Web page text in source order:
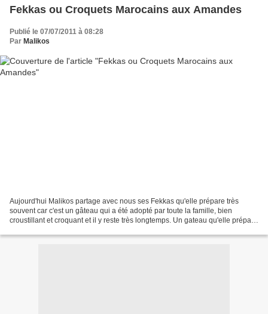
Fekkas ou Croquets Marocains aux Amandes
Publié le 07/07/2011 à 08:28
Par Malikos
Aujourd'hui Malikos partage avec nous ses Fekkas qu'elle prépare très
souvent car c'est un gâteau qui a été adopté par toute la famille, bien
croustillant et croquant et il y reste très longtemps. Un gateau qu'elle prépare